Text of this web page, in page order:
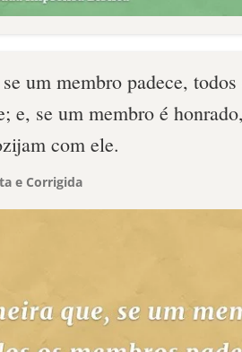
um membro padece,
e, se um membro é
com ele.
e Corrigida